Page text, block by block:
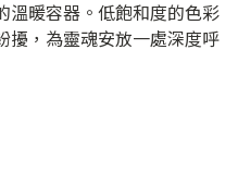
溫暖容器。低飽和度的色彩
擾，為靈魂安放一處深度呼